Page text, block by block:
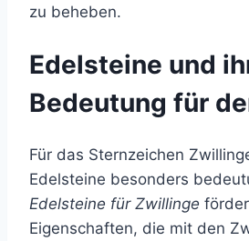
zu beheben.
Edelsteine und
Bedeutung für
Für das Sternzeichen
Edelsteine besonders
Edelsteine für Zwillinge
Eigenschaften, die mit den